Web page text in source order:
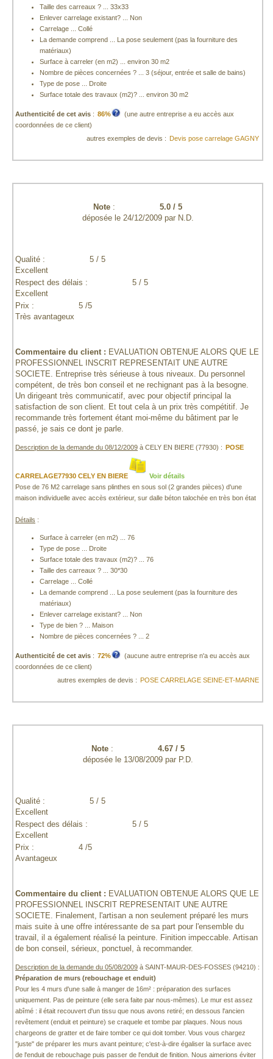
Taille des carreaux ? ... 33x33
Enlever carrelage existant? ... Non
Carrelage ... Collé
La demande comprend ... La pose seulement (pas la fourniture des
matériaux)
Surface à carreler (en m2) ... environ 30 m2
Nombre de pièces concernées ? ... 3 (séjour, entrée et salle de bains)
Type de pose ... Droite
Surface totale des travaux (m2)? ... environ 30 m2
Authenticité de cet avis : 86%
(une autre entreprise a eu accès aux
coordonnées de ce client)
autres exemples de devis :
Devis pose carrelage GAGNY
Note : 5.0 / 5
déposée le 24/12/2009par N.D.
Qualité :
5 / 5
Excellent
Respect des délais :
5 / 5
Excellent
Prix :
5 /5
Très avantageux
Commentaire du client : EVALUATION OBTENUE ALORS QUE LE
PROFESSIONNEL INSCRIT REPRESENTAIT UNE AUTRE
SOCIETE. Entreprise très sérieuse à tous niveaux. Du personnel
compétent, de très bon conseil et ne rechignant pas à la besogne.
Un dirigeant très communicatif, avec pour objectif principal la
satisfaction de son client. Et tout cela à un prix très compétitif. Je
recommande très fortement étant moi-même du bâtiment par le
passé, je sais ce dont je parle.
Description de la demande du 08/12/2009 à CELY EN BIERE (77930) : POSE
CARRELAGE77930 CELY EN BIERE
Voir détails
Pose de 76 M2 carrelage sans plinthes en sous sol (2 grandes pièces) d'une
maison individuelle avec accès extérieur, sur dalle béton talochée en très bon état
Détails :
Surface à carreler (en m2) ... 76
Type de pose ... Droite
Surface totale des travaux (m2)? ... 76
Taille des carreaux ? ... 30*30
Carrelage ... Collé
La demande comprend ... La pose seulement (pas la fourniture des
matériaux)
Enlever carrelage existant? ... Non
Type de bien ? ... Maison
Nombre de pièces concernées ? ... 2
Authenticité de cet avis : 72%
(aucune autre entreprise n'a eu accès aux
coordonnées de ce client)
autres exemples de devis : POSE CARRELAGE SEINE-ET-MARNE
Note: 4.67/ 5
déposée le 13/08/2009par P.D.
Qualité :
5 / 5
Excellent
Respect des délais :
5 / 5
Excellent
Prix :
4 /5
Avantageux
Commentaire du client : EVALUATION OBTENUE ALORS QUE LE
PROFESSIONNEL INSCRIT REPRESENTAIT UNE AUTRE
SOCIETE. Finalement, l'artisan a non seulement préparé les murs
mais suite à une offre intéressante de sa part pour l'ensemble du
travail, il a également réalisé la peinture. Finition impeccable. Artisan
de bon conseil, sérieux, ponctuel, à recommander.
Description de la demande du 05/08/2009 à SAINT-MAUR-DES-FOSSES (94210) :
Préparation de murs (rebouchage et enduit)
Pour les 4 murs d'une salle à manger de 16m² : préparation des surfaces
uniquement. Pas de peinture (elle sera faite par nous-mêmes). Le mur est assez
abîmé : il était recouvert d'un tissu que nous avons retiré; en dessous l'ancien
revêtement (enduit et peinture) se craquele et tombe par plaques. Nous nous
chargeons de gratter et de faire tomber ce qui doit tomber. Vous vous chargez
"juste" de préparer les murs avant peinture; c'est-à-dire égaliser la surface avec
de l'enduit de rebouchage puis passer de l'enduit de finition. Nous aimerions éviter